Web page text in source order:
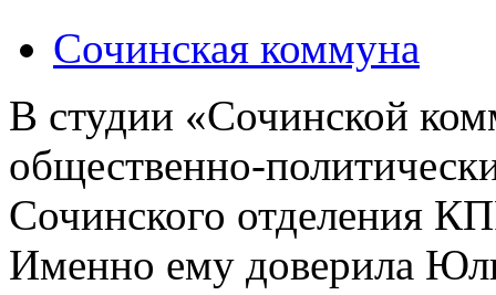
Сочинская коммуна
В студии «Сочинской
общественно-
Сочинского отделения
Именно ему доверила